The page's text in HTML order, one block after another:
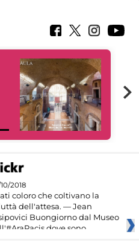
2018
coloro che coltivano la
dell'attesa. — Jean
Buongiorno dal Museo
dove sono